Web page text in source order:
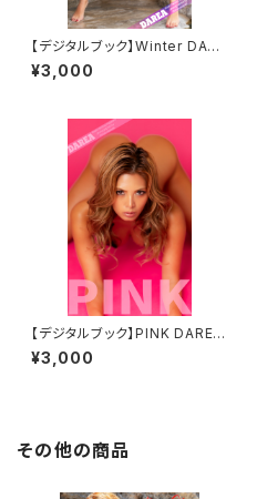
【デジタルブック】Winter DARE
A Dream Factory Magazine
¥3,000
【デジタルブック】PINK DAREA
Dream Factory Magazine
¥3,000
その他の商品